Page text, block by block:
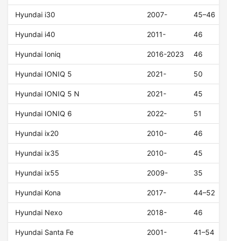
Hyundai i30 2007- 45–46
Hyundai i40 2011- 46
Hyundai Ioniq 2016-2023 46
Hyundai IONIQ 5 2021- 50
Hyundai IONIQ 5 N 2021- 45
Hyundai IONIQ 6 2022- 51
Hyundai ix20 2010- 46
Hyundai ix35 2010- 45
Hyundai ix55 2009- 35
Hyundai Kona 2017- 44–52
Hyundai Nexo 2018- 46
Hyundai Santa Fe 2001- 41–54